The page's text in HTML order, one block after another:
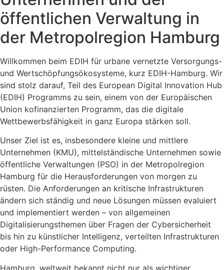
öffentlichen Verwaltung in
der Metropolregion Hamburg
Willkommen beim EDIH für urbane vernetzte Versorgungs-
und Wertschöpfungsökosysteme, kurz EDIH-Hamburg. Wir
sind stolz darauf, Teil des European Digital Innovation Hub
(EDIH) Programms zu sein, einem von der Europäischen
Union kofinanzierten Programm, das die digitale
Wettbewerbsfähigkeit in ganz Europa stärken soll.
Unser Ziel ist es, insbesondere kleine und mittlere
Unternehmen (KMU), mittelständische Unternehmen sowie
öffentliche Verwaltungen (PSO) in der Metropolregion
Hamburg für die Herausforderungen von morgen zu
rüsten. Die Anforderungen an kritische Infrastrukturen
ändern sich ständig und neue Lösungen müssen evaluiert
und implementiert werden – von allgemeinen
Digitalisierungsthemen über Fragen der Cybersicherheit
bis hin zu künstlicher Intelligenz, verteilten Infrastrukturen
oder High-Performance Computing.
Hamburg, weltweit bekannt nicht nur als wichtiger